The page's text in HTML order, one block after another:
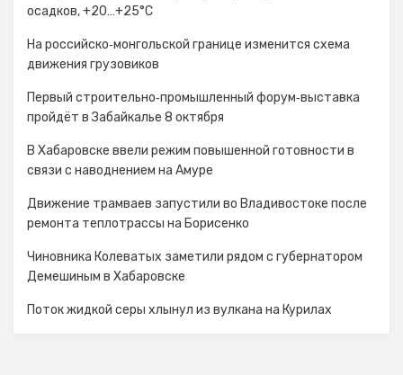
осадков, +20…+25°C
На российско‑монгольской границе изменится схема
движения грузовиков
Первый строительно‑промышленный форум‑выставка
пройдёт в Забайкалье 8 октября
В Хабаровске ввели режим повышенной готовности в
связи с наводнением на Амуре
Движение трамваев запустили во Владивостоке после
ремонта теплотрассы на Борисенко
Чиновника Колеватых заметили рядом с губернатором
Демешиным в Хабаровске
Поток жидкой серы хлынул из вулкана на Курилах